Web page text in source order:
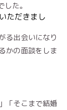
た。
ただきまし
る出会いになり
かの面談をしま
「そこまで結婚